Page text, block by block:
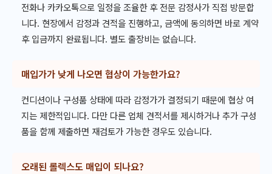
전화나 카카오톡으로 일정을 조율한 후 전문 감정사가 직접 방문합
니다. 현장에서 감정과 견적을 진행하고, 금액에 동의하면 바로 계약
후 입금까지 완료됩니다. 별도 출장비는 없습니다.
매입가가 낮게 나오면 협상이 가능한가요?
컨디션이나 구성품 상태에 따라 감정가가 결정되기 때문에 협상 여
지는 제한적입니다. 다만 다른 업체 견적서를 제시하거나 추가 구성
품을 함께 제출하면 재검토가 가능한 경우도 있습니다.
오래된 롤렉스도 매입이 되나요?